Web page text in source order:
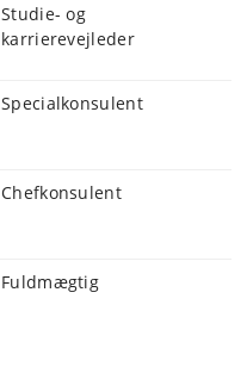
Studie- og
karrierevejleder
Specialkonsulent
Chefkonsulent
Fuldmægtig